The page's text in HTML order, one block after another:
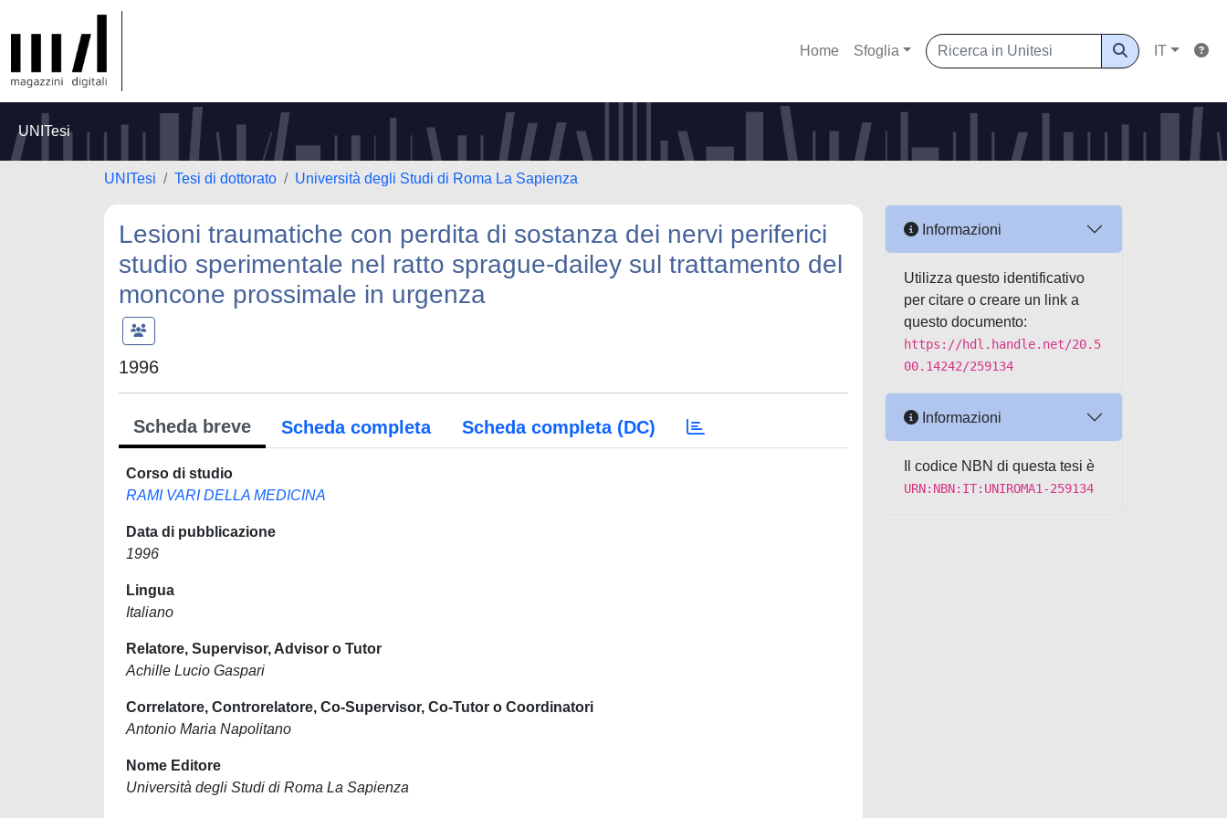
Home Sfoglia IT
UNITesi
UNITesi Tesi di dottorato Università degli Studi di Roma La Sapienza
Lesioni traumatiche con perdita di sostanza dei nervi periferici
studio sperimentale nel ratto sprague-dailey sul trattamento del
moncone prossimale in urgenza
1996
Scheda breve Scheda completa Scheda completa (DC)
Corso di studio
RAMI VARI DELLA MEDICINA
Data di pubblicazione
1996
Lingua
Italiano
Relatore, Supervisor, Advisor o Tutor
Achille Lucio Gaspari
Correlatore, Controrelatore, Co-Supervisor, Co-Tutor o Coordinatori
Antonio Maria Napolitano
Nome Editore
Università degli Studi di Roma La Sapienza
Informazioni
Utilizza questo identificativo
per citare o creare un link a
questo documento:
https://hdl.handle.net/20.5
00.14242/259134
Informazioni
Il codice NBN di questa tesi è
URN:NBN:IT:UNIROMA1-259134